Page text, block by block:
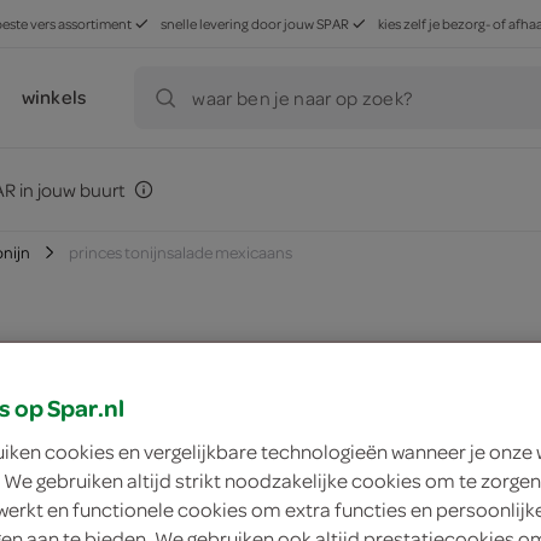
vers assortiment snelle levering door jouw SPAR kies zelf je bezorg- of
winkels waar ben je naar op zoek?
in jouw buurt
princes tonijnsalade mexicaans
Princes
op Spar.nl
cookies en vergelijkbare technologieën wanneer je onze
gebruiken altijd strikt noodzakelijke cookies om te
en functionele cookies om extra functies en